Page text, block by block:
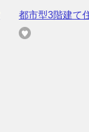
都市型3階建て